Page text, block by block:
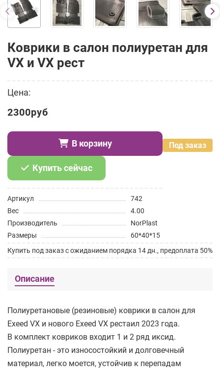
Коврики в салон полиуретан для
VX и VX рест
Цена:
2300руб
Под заказ
В корзину
Купить сейчас
Артикул
742
Вес
4.00
Производитель
NorPlast
Размеры
60*40*15
Купить под заказ с ожиданием порядка 14 дн., предоплата 50%
Описание
Полиуретановые (резиновые) коврики в салон для
Exeed VX и нового Exeed VX рестаил 2023 года.
В комплект ковриков входит 1 и 2 ряд иксид.
Полиуретан - это износостойкий и долговечный
материал, легко моется, устойчив к перепадам